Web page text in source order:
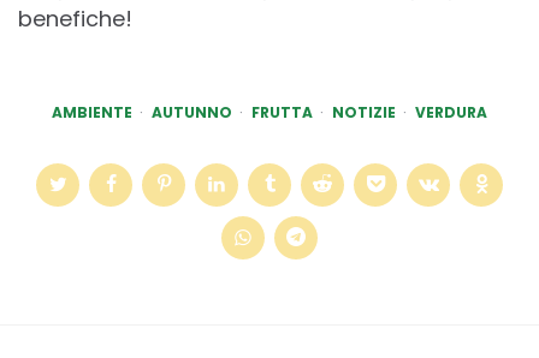
benefiche!
AMBIENTE AUTUNNO FRUTTA NOTIZIE VERDURA